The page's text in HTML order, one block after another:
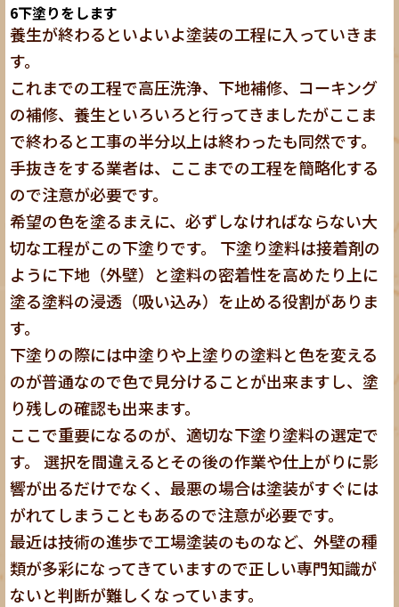
6下塗りをします
養生が終わるといよいよ塗装の工程に入っていきま
す。
これまでの工程で高圧洗浄、下地補修、コーキング
の補修、養生といろいろと行ってきましたがここま
で終わると工事の半分以上は終わったも同然です。
手抜きをする業者は、ここまでの工程を簡略化する
ので注意が必要です。
希望の色を塗るまえに、必ずしなければならない大
切な工程がこの下塗りです。 下塗り塗料は接着剤の
ように下地（外壁）と塗料の密着性を高めたり上に
塗る塗料の浸透（吸い込み）を止める役割がありま
す。
下塗りの際には中塗りや上塗りの塗料と色を変える
のが普通なので色で見分けることが出来ますし、塗
り残しの確認も出来ます。
ここで重要になるのが、適切な下塗り塗料の選定で
す。 選択を間違えるとその後の作業や仕上がりに影
響が出るだけでなく、最悪の場合は塗装がすぐには
がれてしまうこともあるので注意が必要です。
最近は技術の進歩で工場塗装のものなど、外壁の種
類が多彩になってきていますので正しい専門知識が
ないと判断が難しくなっています。